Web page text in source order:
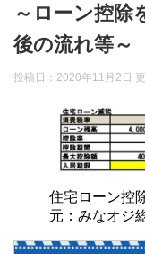
～ローン控除
後の流れ等～
投稿日：2020年11月2日 更
住宅ロー
元：みなオジ